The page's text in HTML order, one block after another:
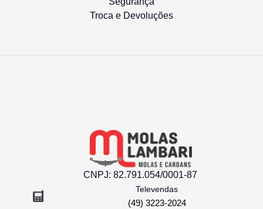
Troca e Devoluções
CNPJ: 82.791.054/0001-87
Televendas
(49) 3223-2024